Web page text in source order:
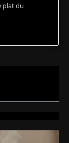
plat du